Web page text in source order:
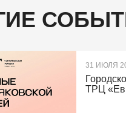
31 ИЮЛЯ
ТРЦ